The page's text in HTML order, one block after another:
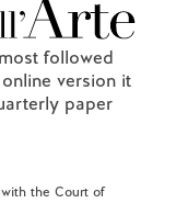
followed
version it
paper
the Court of